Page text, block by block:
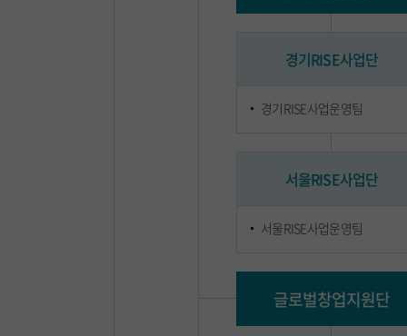
경기RISE사업단
경기RISE사업운영팀
서울RISE사업단
서울RISE사업운영팀
글로벌창업지원단